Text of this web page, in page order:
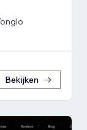
Bekijken